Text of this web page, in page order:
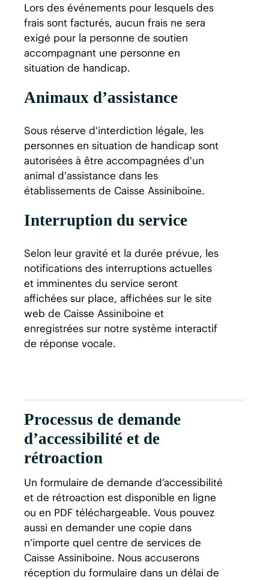
Lors des événements pour lesquels des
frais sont facturés, aucun frais ne sera
exigé pour la personne de soutien
accompagnant une personne en
situation de handicap.
Animaux d’assistance
Sous réserve d'interdiction légale, les
personnes en situation de handicap sont
autorisées à être accompagnées d'un
animal d'assistance dans les
établissements de Caisse Assiniboine.
Interruption du service
Selon leur gravité et la durée prévue, les
notifications des interruptions actuelles
et imminentes du service seront
affichées sur place, affichées sur le site
web de Caisse Assiniboine et
enregistrées sur notre système interactif
de réponse vocale.
Processus de demande
d’accessibilité et de
rétroaction
Un formulaire de demande d’accessibilité
et de rétroaction est disponible en ligne
ou en PDF téléchargeable. Vous pouvez
aussi en demander une copie dans
n’importe quel centre de services de
Caisse Assiniboine. Nous accuserons
réception du formulaire dans un délai de